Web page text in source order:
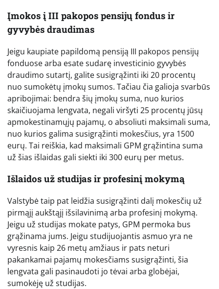
Įmokos į III pakopos pensijų fondus ir
gyvybės draudimas
Jeigu kaupiate papildomą pensiją III pakopos pensijų
fonduose arba esate sudarę investicinio gyvybės
draudimo sutartį, galite susigrąžinti iki 20 procentų
nuo sumokėtų įmokų sumos. Tačiau čia galioja svarbūs
apribojimai: bendra šių įmokų suma, nuo kurios
skaičiuojama lengvata, negali viršyti 25 procentų jūsų
apmokestinamųjų pajamų, o absoliuti maksimali suma,
nuo kurios galima susigrąžinti mokesčius, yra 1500
eurų. Tai reiškia, kad maksimali GPM grąžintina suma
už šias išlaidas gali siekti iki 300 eurų per metus.
Išlaidos už studijas ir profesinį mokymą
Valstybė taip pat leidžia susigrąžinti dalį mokesčių už
pirmąjį aukštąjį išsilavinimą arba profesinį mokymą.
Jeigu už studijas mokate patys, GPM permoka bus
grąžinama jums. Jeigu studijuojantis asmuo yra ne
vyresnis kaip 26 metų amžiaus ir pats neturi
pakankamai pajamų mokesčiams susigrąžinti, šia
lengvata gali pasinaudoti jo tėvai arba globėjai,
sumokėję už studijas.